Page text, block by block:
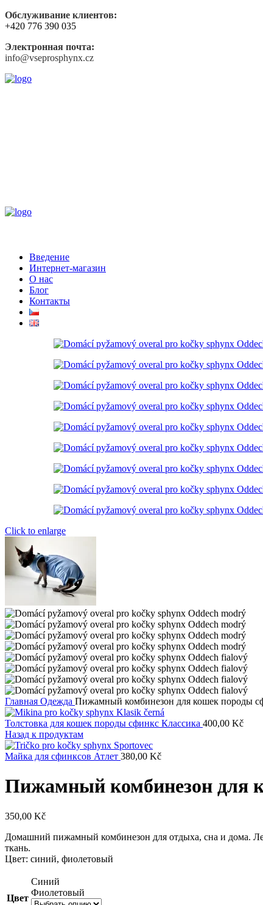
Обслуживание клиентов:
+420 776 390 035
Электронная почта:
info@vseprosphynx.cz
Введение
Интернет-магазин
О нас
Блог
Контакты
Click to enlarge
Главная Одежда Пижамный комбинезон для кошек породы
Толстовка для кошек породы сфинкс Классика 400,00 Kč
Назад к продуктам
Майка для сфинксов Атлет 380,00 Kč
Пижамный комбинезон для
350,00 Kč
Домашний пижамный комбинезон для отдыха, сна и дома.
ткань.
Цвет: синий, фиолетовый
Цвет
Синий
Фиолетовый